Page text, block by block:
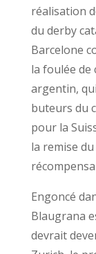
réalisation
du derby
Barcelone
la foulée de
argentin,
buteurs du
pour la
la remise du
Engoncé
Blaugrana
devrait